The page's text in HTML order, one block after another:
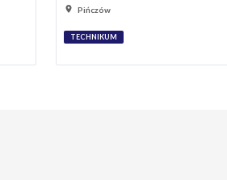
Pińczów
TECHNIKUM